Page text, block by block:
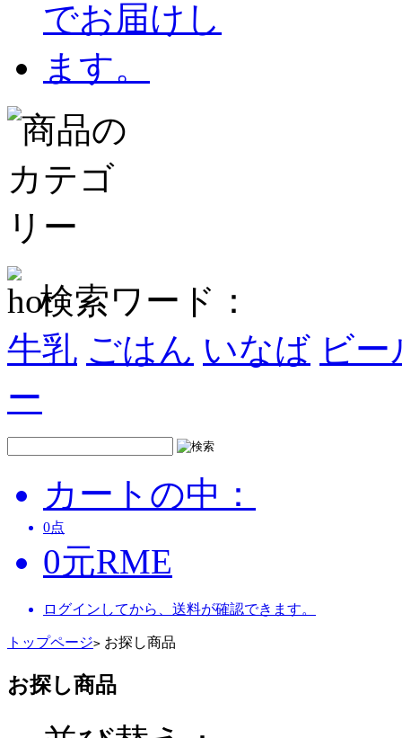
検索ワード：
牛乳 ごはん いなば ビー
ー
カートの中：
0点
0元RME
ログインしてから、送料が確認できます。
トップページ> お探し商品
お探し商品